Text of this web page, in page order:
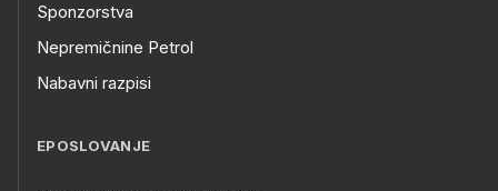
Sponzorstva
Nepremičnine Petrol
Nabavni razpisi
EPOSLOVANJE